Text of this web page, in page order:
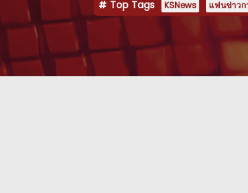
Top Tags KSNews แฟนข่าวก